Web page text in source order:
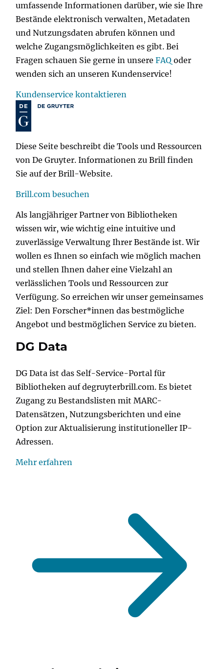
umfassende Informationen darüber, wie sie Ihre
Bestände elektronisch verwalten, Metadaten
und Nutzungsdaten abrufen können und
welche Zugangsmöglichkeiten es gibt. Bei
Fragen schauen Sie gerne in unsere FAQ oder
wenden sich an unseren Kundenservice!
Kundenservice kontaktieren
Diese Seite beschreibt die Tools und Ressourcen
von De Gruyter. Informationen zu Brill finden
Sie auf der Brill-Website.
Brill.com besuchen
Als langjähriger Partner von Bibliotheken
wissen wir, wie wichtig eine intuitive und
zuverlässige Verwaltung Ihrer Bestände ist. Wir
wollen es Ihnen so einfach wie möglich machen
und stellen Ihnen daher eine Vielzahl an
verlässlichen Tools und Ressourcen zur
Verfügung. So erreichen wir unser gemeinsames
Ziel: Den Forscher*innen das bestmögliche
Angebot und bestmöglichen Service zu bieten.
DG Data
DG Data ist das Self-Service-Portal für
Bibliotheken auf degruyterbrill.com. Es bietet
Zugang zu Bestandslisten mit MARC-
Datensätzen, Nutzungsberichten und eine
Option zur Aktualisierung institutioneller IP-
Adressen.
Mehr erfahren